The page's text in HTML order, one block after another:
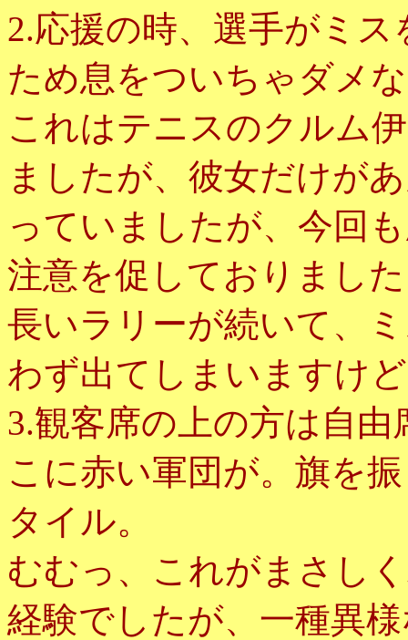
2.応援の時、選手がミ
ため息をついちゃダメ
これはテニスのクルム
ましたが、彼女だけが
っていましたが、今回
注意を促しておりまし
長いラリーが続いて、
わず出てしまいますけ
3.観客席の上の方は自
こに赤い軍団が。旗を
タイル。
むむっ、これがまさし
経験でしたが、一種異